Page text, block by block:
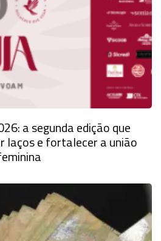
a segunda edição que
laços e fortalecer a união